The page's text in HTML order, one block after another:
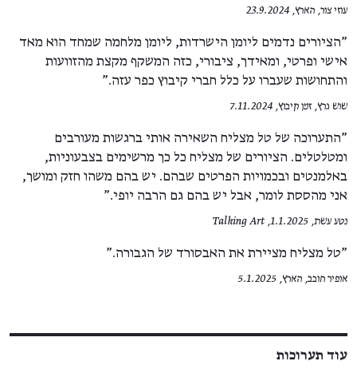
עוזי צור, הארץ, 23.9.2024
"הציורים נדמים ליומן הישרדות, ליומן מלחמה שמחד הוא מאד
אישי ופרטי, ומאידך, ציבורי, כזה המשקף מקצת מהזוועות
והתחושות שעברו על כלל חברי קיבוץ כפר עזה."
שוש גרץ, זמן קיבוץ, 7.11.2024
"התערוכה של טל מצליח השאירה אותי ברגשות מעורבים
ומטלטלים. הציורים של מצליח כל כך מרשימים בצבעוניות,
באלמנטים ובכמויות הפרטים שבהם. יש בהם משהו חזק ומושך,
אני מהססת לומר, אבל יש בהם גם הרבה יופי."
נטע עשת, 1.1.2025, Talking Art
"טל מצליח מציירת את האבסורד של הגבורה."
אופיר חובב, הארץ, 5.1.2025
עוד תערוכות